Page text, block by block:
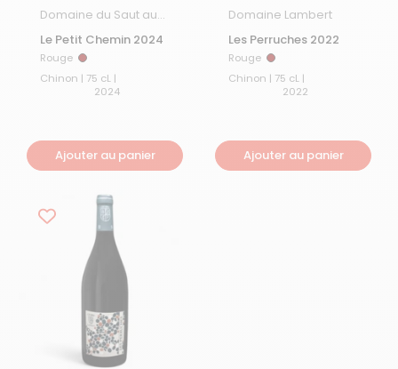
Domaine du Saut au
Le Petit Chemin 2024
Rouge Rouge
Chinon | 75 cL |
2024
Ajouter au panier
Domaine Lambert
Les Perruches 2022
Rouge Rouge
Chinon | 75 cL |
2022
Ajouter au panier